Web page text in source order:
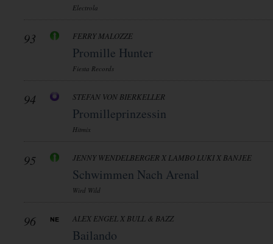
Electrola
93 FERRY MALOZZE
Promille Hunter
Fiesta Records
94 STEFAN VON BIERKELLER
Promilleprinzessin
Hitmix
95 JENNY WENDELBERGER X LAMBO LUKI X BANJEE
Schwimmen Nach Arenal
Wird Wild
96 ALEX ENGEL X BULL & BAZZ
Bailando